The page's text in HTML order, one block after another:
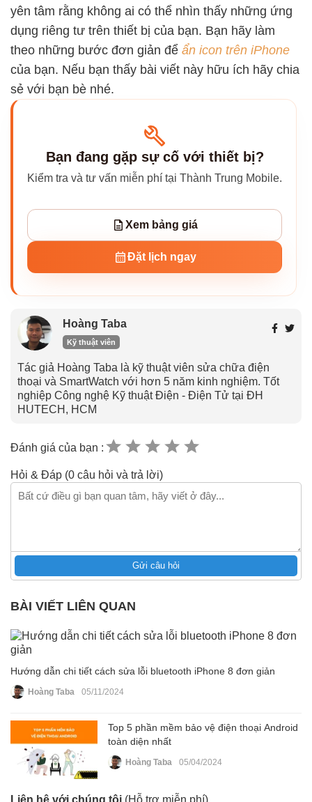
yên tâm rằng không ai có thể nhìn thấy những ứng
dụng riêng tư trên thiết bị của bạn. Bạn hãy làm
theo những bước đơn giản để ẩn icon trên iPhone
của bạn. Nếu bạn thấy bài viết này hữu ích hãy chia
sẻ với bạn bè nhé.
Bạn đang gặp sự cố với thiết bị?
Kiểm tra và tư vấn miễn phí tại Thành Trung Mobile.
Xem bảng giá
Đặt lịch ngay
Hoàng Taba
Kỹ thuật viên
Tác giả Hoàng Taba là kỹ thuật viên sửa chữa điện
thoại và SmartWatch với hơn 5 năm kinh nghiệm. Tốt
nghiệp Công nghệ Kỹ thuật Điện - Điện Tử tại ĐH
HUTECH, HCM
Đánh giá của bạn :
Hỏi & Đáp (0 câu hỏi và trả lời)
Gửi câu hỏi
BÀI VIẾT LIÊN QUAN
Hướng dẫn chi tiết cách sửa lỗi bluetooth iPhone 8 đơn giản
Hoàng Taba 05/11/2024
Top 5 phần mềm bảo vệ điện thoại Android
toàn diện nhất
Hoàng Taba 05/04/2024
Liên hệ với chúng tôi (Hỗ trợ miễn phí)